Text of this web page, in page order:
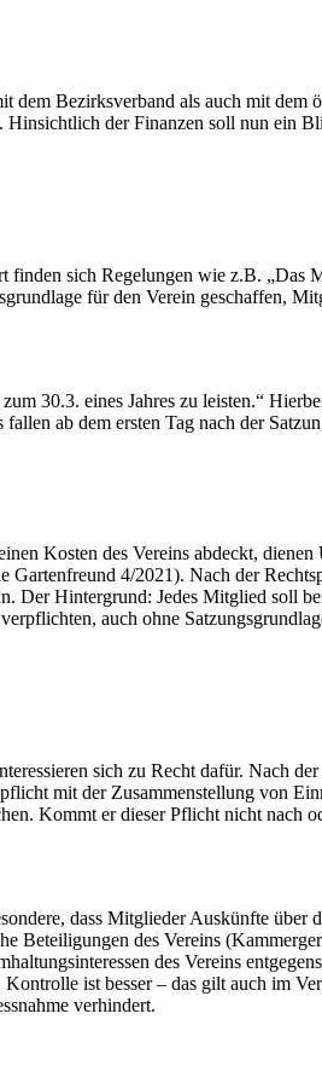
Bezirksverband als auch mit
der Finanzen soll nun ein
sich Regelungen wie z.B. „Das
für den Verein geschaffen,
30.3. eines Jahres zu leisten.“
ab dem ersten Tag nach der
Kosten des Vereins abdeckt,
4/2021). Nach der
Der Hintergrund: Jedes Mitglied soll
auch ohne
sich zu Recht dafür. Nach
mit der Zusammenstellung von
Kommt er dieser Pflicht nicht nach
dass Mitglieder Auskünfte
Beteiligungen des Vereins
des Vereins
ist besser – das gilt auch im
verhindert.